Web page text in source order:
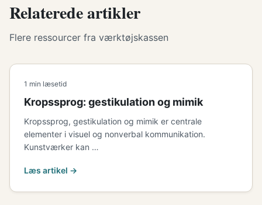
Relaterede artikler
Flere ressourcer fra værktøjskassen
1 min læsetid
Kropssprog: gestikulation og mimik
Kropssprog, gestikulation og mimik er centrale
elementer i visuel og nonverbal kommunikation.
Kunstværker kan …
Læs artikel →